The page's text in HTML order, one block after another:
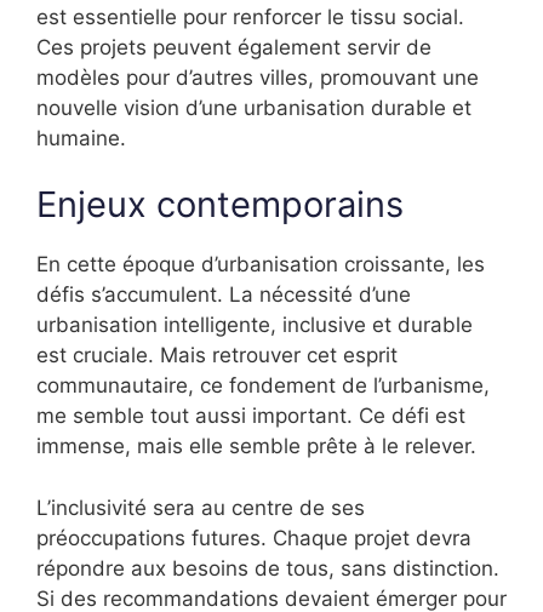
est essentielle pour renforcer le tissu social.
Ces projets peuvent également servir de
modèles pour d’autres villes, promouvant une
nouvelle vision d’une urbanisation durable et
humaine.
Enjeux contemporains
En cette époque d’urbanisation croissante, les
défis s’accumulent. La nécessité d’une
urbanisation intelligente, inclusive et durable
est cruciale. Mais retrouver cet esprit
communautaire, ce fondement de l’urbanisme,
me semble tout aussi important. Ce défi est
immense, mais elle semble prête à le relever.
L’inclusivité sera au centre de ses
préoccupations futures. Chaque projet devra
répondre aux besoins de tous, sans distinction.
Si des recommandations devaient émerger pour